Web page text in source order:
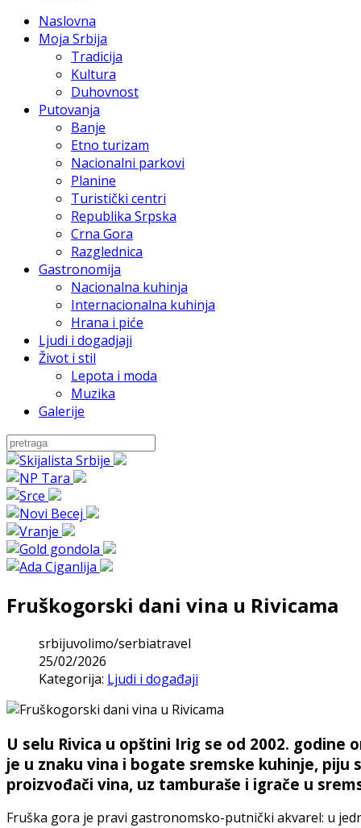
Naslovna
Moja Srbija
Tradicija
Kultura
Duhovnost
Putovanja
Banje
Etno turizam
Nacionalni parkovi
Planine
Turistički centri
Republika Srpska
Crna Gora
Razglednica
Gastronomija
Nacionalna kuhinja
Internacionalna kuhinja
Hrana i piće
Ljudi i dogadjaji
Život i stil
Lepota i moda
Muzika
Galerije
Fruškogorski dani vina u Rivicama
srbijuvolimo/serbiatravel
25/02/2026
Kategorija: Ljudi i događaji
U selu Rivica u opštini Irig se od 2002. godine
je u znaku vina i bogate sremske kuhinje, piju
proizvođači vina, uz tamburaše i igrače u
Fruška gora je pravi gastronomsko-putnički akvarel: u